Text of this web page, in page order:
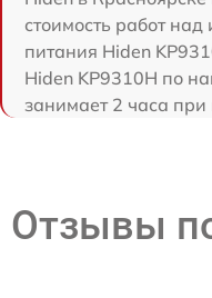
стоимость работ
питания Hiden
Hiden KP9310H по
занимает 2 часа
Отзывы